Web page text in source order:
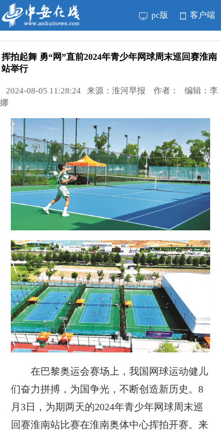
pc版 客户端
挥拍起舞 勇“网”直前2024年青少年网球周末巡回赛淮南
站举行
2024-08-05 11:28:24 来源：淮河早报 作者： 编辑：李
娜
在巴黎奥运会赛场上，我国网球运动健儿
们奋力拼搏，为国争光，不断创造新历史。8
月3日，为期两天的2024年青少年网球周末巡
回赛淮南站比赛在淮南奥体中心挥拍开赛。来